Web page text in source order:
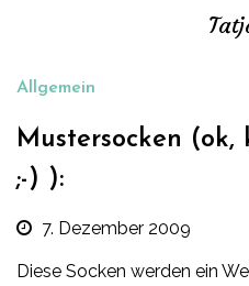
Allgemein
Mustersocken
;-) ):
7. Dezember 2009
Diese Socken werden ein